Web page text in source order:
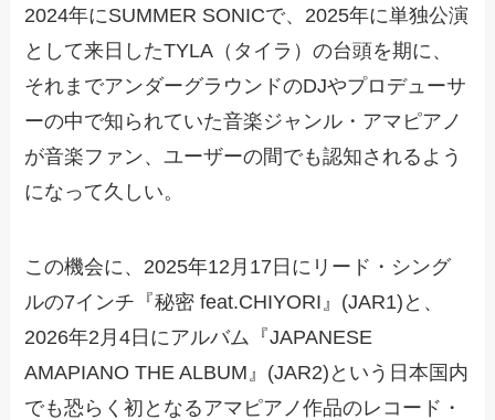
2024年にSUMMER SONICで、2025年に単独公演
として来日したTYLA（タイラ）の台頭を期に、
それまでアンダーグラウンドのDJやプロデューサ
ーの中で知られていた音楽ジャンル・アマピアノ
が音楽ファン、ユーザーの間でも認知されるよう
になって久しい。
この機会に、2025年12月17日にリード・シング
ルの7インチ『秘密 feat.CHIYORI』(JAR1)と、
2026年2月4日にアルバム『JAPANESE
AMAPIANO THE ALBUM』(JAR2)という日本国内
でも恐らく初となるアマピアノ作品のレコード・